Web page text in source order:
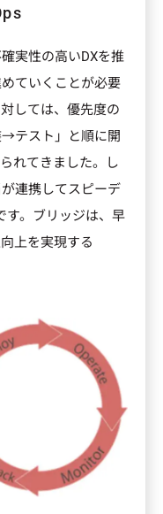
実性の高いDXを推
ていくことが必要
しては、優先度の
テスト」と順に開
れてきました。し
連携してスピーデ
す。ブリッジは、早
上を実現する